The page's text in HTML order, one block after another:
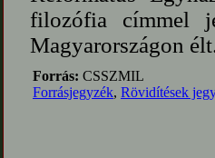
filozófia címmel
Magyarországon
Forrás: CSSZMIL
Forrásjegyzék, Rövidítések